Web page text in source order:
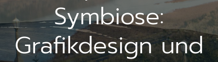
Symbiose:
Grafikdesign und